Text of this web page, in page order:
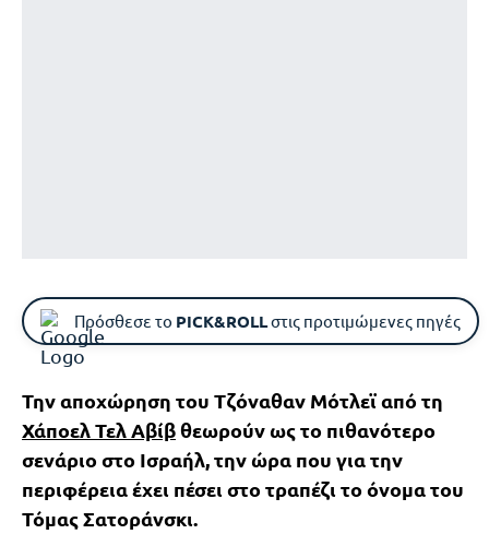
Πρόσθεσε το PICK&ROLLστις προτιμώμενες πηγές
Την αποχώρηση του Τζόναθαν Μότλεϊ από τη
Χάποελ Τελ Αβίβθεωρούν ως το πιθανότερο
σενάριο στο Ισραήλ, την ώρα που για την
περιφέρεια έχει πέσει στο τραπέζι το όνομα του
Τόμας Σατοράνσκι.